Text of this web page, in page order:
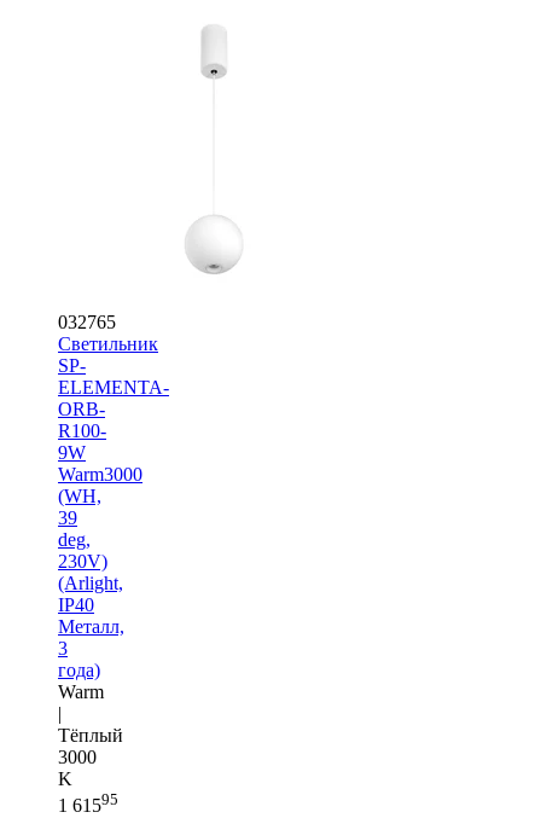
032765
Светильник
SP-
ELEMENTA-
ORB-
R100-
9W
Warm3000
(WH,
39
deg,
230V)
(Arlight,
IP40
Металл,
3
года)
Warm
|
Тёплый
3000
K
1 61595